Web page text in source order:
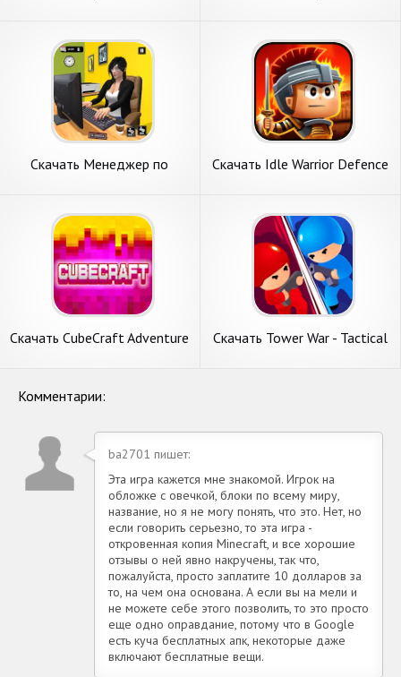
Скачать Менеджер по
Скачать Idle Warrior Defence
Скачать CubeCraft Adventure
Скачать Tower War - Tactical
Комментарии:
ba2701 пишет:
Эта игра кажется мне знакомой. Игрок на
обложке с овечкой, блоки по всему миру,
название, но я не могу понять, что это. Нет, но
если говорить серьезно, то эта игра -
откровенная копия Minecraft, и все хорошие
отзывы о ней явно накручены, так что,
пожалуйста, просто заплатите 10 долларов за
то, на чем она основана. А если вы на мели и
не можете себе этого позволить, то это просто
еще одно оправдание, потому что в Google
есть куча бесплатных апк, некоторые даже
включают бесплатные вещи.